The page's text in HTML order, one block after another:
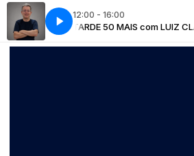
12:00 - 16:00
CLÁUDIO TARDE 50 MAIS com LUIZ